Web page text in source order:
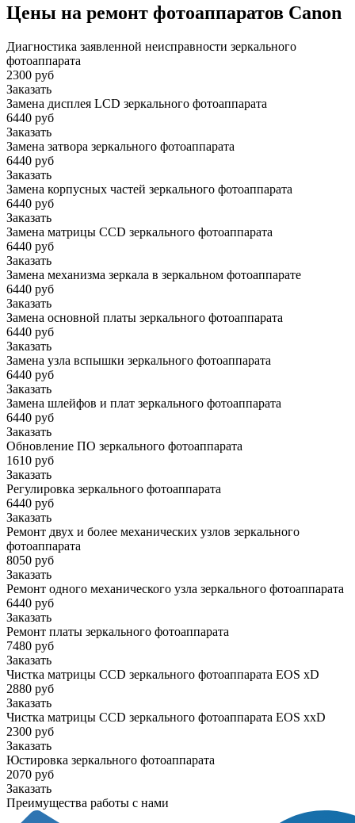
Цены на ремонт фотоаппаратов Canon
Диагностика заявленной неисправности зеркального
фотоаппарата
2300 руб
Заказать
Замена дисплея LCD зеркального фотоаппарата
6440 руб
Заказать
Замена затвора зеркального фотоаппарата
6440 руб
Заказать
Замена корпусных частей зеркального фотоаппарата
6440 руб
Заказать
Замена матрицы CCD зеркального фотоаппарата
6440 руб
Заказать
Замена механизма зеркала в зеркальном фотоаппарате
6440 руб
Заказать
Замена основной платы зеркального фотоаппарата
6440 руб
Заказать
Замена узла вспышки зеркального фотоаппарата
6440 руб
Заказать
Замена шлейфов и плат зеркального фотоаппарата
6440 руб
Заказать
Обновление ПО зеркального фотоаппарата
1610 руб
Заказать
Регулировка зеркального фотоаппарата
6440 руб
Заказать
Ремонт двух и более механических узлов зеркального
фотоаппарата
8050 руб
Заказать
Ремонт одного механического узла зеркального фотоаппарата
6440 руб
Заказать
Ремонт платы зеркального фотоаппарата
7480 руб
Заказать
Чистка матрицы CCD зеркального фотоаппарата EOS xD
2880 руб
Заказать
Чистка матрицы CCD зеркального фотоаппарата EOS xxD
2300 руб
Заказать
Юстировка зеркального фотоаппарата
2070 руб
Заказать
Преимущества работы с нами